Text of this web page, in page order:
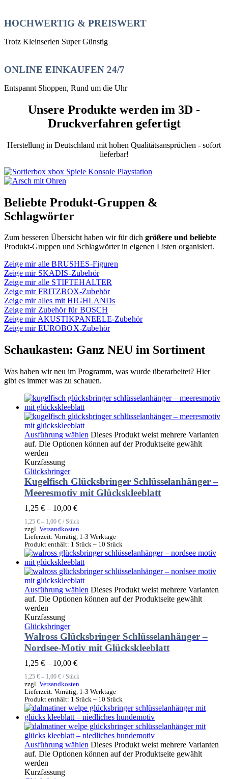
HOCHWERTIG & PREISWERT
Trotz Kleinserien Super Günstig
ONLINE EINKAUFEN 24/7
Entspannt Shoppen, Rund um die Uhr
Unsere Produkte werden im 3D -
Druckverfahren gefertigt
Herstellung in Deutschland mit hohen Qualitätsansprüchen - sofort
lieferbar!
Beliebte Produkt-Gruppen &
Schlagwörter
Zum besseren Übersicht haben wir für dich größere und beliebte
Produkt-Gruppen und Schlagwörter in eigenen Listen organisiert.
Zeige mir alle BRUSHES-Figuren
Zeige mir SKADIS-Zubehör
Zeige mir alle STIFTEHALTER
Zeige mir FRITZBOX-Zubehör
Zeige mir alles mit HIGHLANDs
Zeige mir Zubehör für BOSCH
Zeige mir AKUSTIKPANEELE-Zubehör
Zeige mir EUROBOX-Zubehör
Schaukasten: Ganz NEU im Sortiment
Was haben wir neu im Programm, was wurde überarbeitet? Hier
gibt es immer was zu schauen.
Ausführung wählen Dieses Produkt weist mehrere Varianten
auf. Die Optionen können auf der Produktseite gewählt
werden
Kurzfassung
Glücksbringer
Kugelfisch Glücksbringer Schlüsselanhänger –
Meeresmotiv mit Glückskleeblatt
1,25 € – 10,00 €
1,25 € – 1,00 € / Stück
zzgl. Versandkosten
Lieferzeit: Vorrätig, 1-3 Werktage
Produkt enthält: 1 Stück – 10 Stück
Ausführung wählen Dieses Produkt weist mehrere Varianten
auf. Die Optionen können auf der Produktseite gewählt
werden
Kurzfassung
Glücksbringer
Walross Glücksbringer Schlüsselanhänger –
Nordsee-Motiv mit Glückskleeblatt
1,25 € – 10,00 €
1,25 € – 1,00 € / Stück
zzgl. Versandkosten
Lieferzeit: Vorrätig, 1-3 Werktage
Produkt enthält: 1 Stück – 10 Stück
Ausführung wählen Dieses Produkt weist mehrere Varianten
auf. Die Optionen können auf der Produktseite gewählt
werden
Kurzfassung